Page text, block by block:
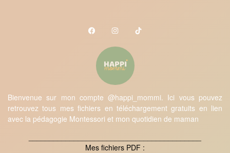
Bienvenue sur mon compte @happi_mommi. Ici vous pouvez
retrouvez tous mes fichiers en téléchargement gratuits en lien
avec la pédagogie Montessori et mon quotidien de maman
Mes fichiers PDF :